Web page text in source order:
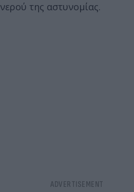
νερού της αστυνομίας.